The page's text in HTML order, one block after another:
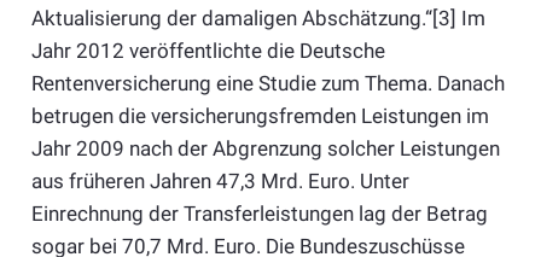
Aktualisierung der damaligen Abschätzung.“[3] Im
Jahr 2012 veröffentlichte die Deutsche
Rentenversicherung eine Studie zum Thema. Danach
betrugen die versicherungsfremden Leistungen im
Jahr 2009 nach der Abgrenzung solcher Leistungen
aus früheren Jahren 47,3 Mrd. Euro. Unter
Einrechnung der Transferleistungen lag der Betrag
sogar bei 70,7 Mrd. Euro. Die Bundeszuschüsse